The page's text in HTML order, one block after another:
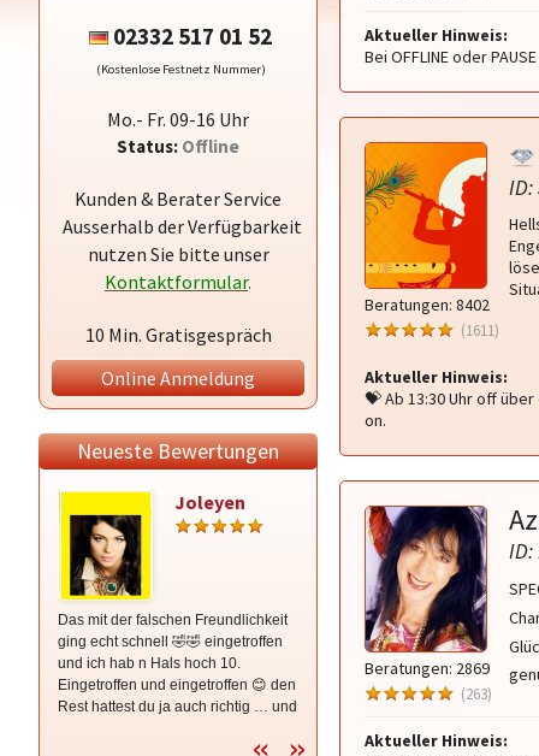
02332 517 01 52
(Kostenlose Festnetz Nummer)
Mo.- Fr. 09-16 Uhr
Status: Offline
Kunden & Berater Service
Ausserhalb der Verfügbarkeit
nutzen Sie bitte unser
Kontaktformular.
10 Min. Gratisgespräch
Online Anmeldung
Neueste Bewertungen
Joleyen
Das mit der falschen Freundlichkeit
ging echt schnell 🤣🤣 eingetroffen
und ich hab n Hals hoch 10.
Eingetroffen und eingetroffen 😊 den
Rest hattest du ja auch richtig … und
das mal, oder? 🤣 Dankeschön für
Menora
Ich kenne Menora schon lange und
bin sehr froh, dass ich sie nun auch
über dieses Portal kontaktieren
kann. Sie ist eine wahre
Seelenbegleiterin ... ehrlich und klar
wirklich immer richtig liegt!! Ihre
Aktueller Hinweis:
Bei OFFLINE oder
Beratungen: 8402
(1611)
ID:
Aktueller Hinweis:
💝 Ab 13:30 Uhr off
on.
Beratungen: 2869
(263)
ID:
Aktueller Hinweis: